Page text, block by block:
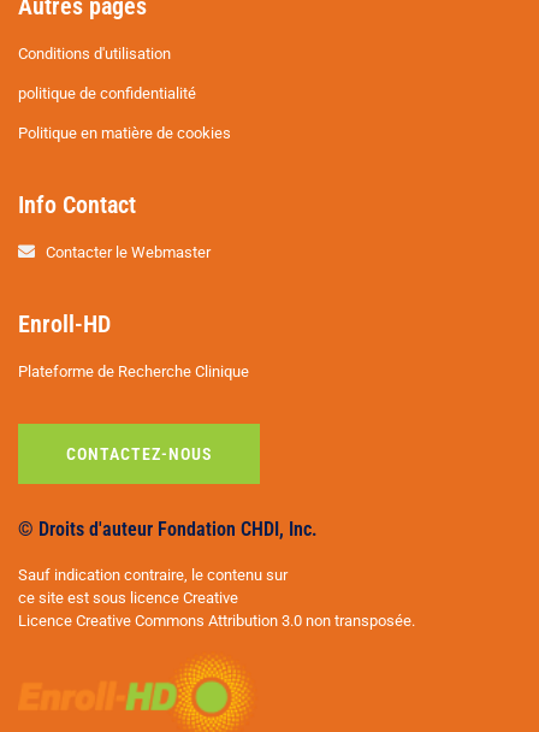
Conditions d'utilisation
politique de confidentialité
Politique en matière de cookies
Info Contact
Contacter le Webmaster
Enroll-HD
Plateforme de Recherche Clinique
CONTACTEZ-NOUS
© Droits d'auteur Fondation CHDI, Inc.
Sauf indication contraire, le contenu sur
ce site est sous licence Creative
Licence Creative Commons Attribution 3.0 non transposée.